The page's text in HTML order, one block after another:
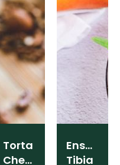
Torta
Cheesecake
Ensalada
Tibia